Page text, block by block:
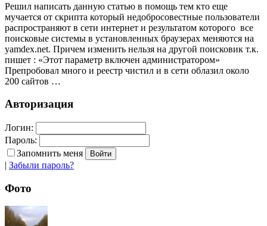
Решил написать данную статью в помощь тем кто еще
мучается от скрипта который недобросовестные пользователи
распространяют в сети интернет и результатом которого все
поисковые системы в установленных браузерах меняются на
yamdex.net. Причем изменить нельзя на другой поисковик т.к.
пишет : «Этот параметр включен администратором»
Препробовал много и реестр чистил и в сети облазил около
200 сайтов …
Авторизация
Логин:
Пароль:
Запомнить меня
| Забыли пароль?
Фото